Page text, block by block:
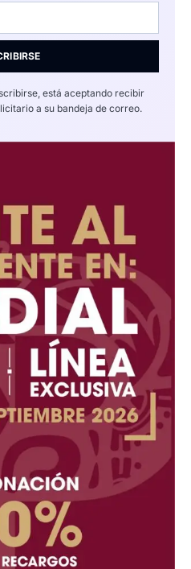
está aceptando recibir
a su bandeja de correo.